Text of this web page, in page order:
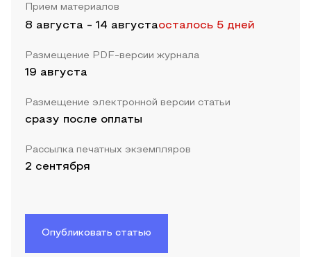
Прием материалов
8 августа - 14 августаосталось 5 дней
Размещение PDF-версии журнала
19 августа
Размещение электронной версии статьи
сразу после оплаты
Рассылка печатных экземпляров
2 сентября
Опубликовать статью